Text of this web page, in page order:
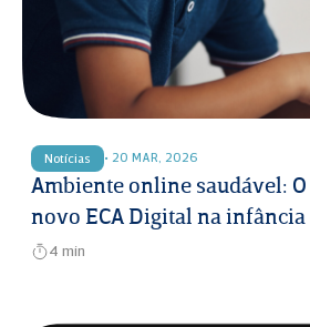
Notícias • 20 MAR, 2026
Ambiente online saudável:
novo ECA Digital na infância
4 min